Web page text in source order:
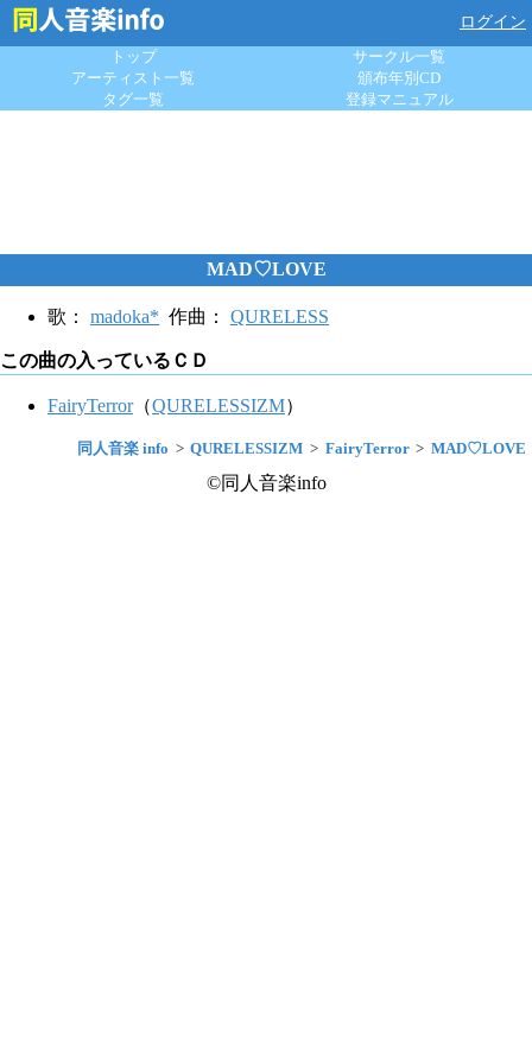
ログイン
トップ
サークル一覧
アーティスト一覧
頒布年別CD
タグ一覧
登録マニュアル
MAD♡LOVE
歌： madoka* 作曲： QURELESS
この曲の入っているＣＤ
FairyTerror（QURELESSIZM）
同人音楽 info QURELESSIZM FairyTerror MAD♡LOVE
©同人音楽info